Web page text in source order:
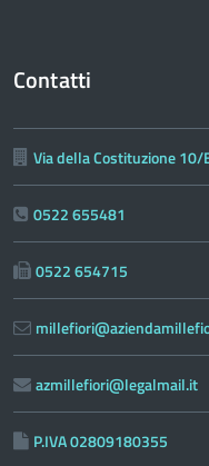
Contatti
Via della Costituzione 10/
0522 655481
0522 654715
azmillefiori@legalmail.it
P.IVA 02809180355